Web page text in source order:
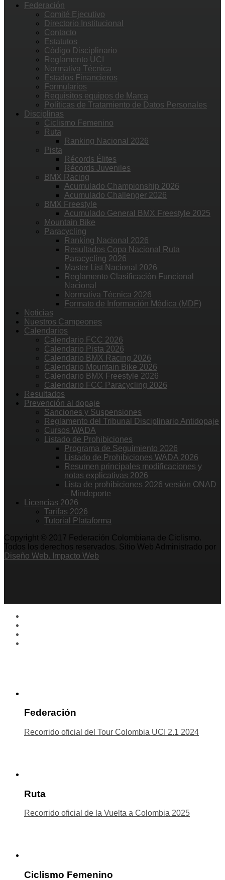
Federación
Comité Ejecutivo
Directorio Institucional
Contacto
Estatutos
Código Disciplinario
Reglamento UCI
Normativa Técnica
Estados Financieros
Formularios
Requisitos equipos de Marca
Políticas de Tratamiento de Datos Personales
Disciplinas
Ciclismo Femenino
Ruta
Ranking Nacional 2026
Pista
Récords Élites
Récords Juveniles
BMX Racing
Acumulado Championship 2026
Acumulado Challenger 2026
BMX Freestyle
Acumulado General BMX Freestyle 2025
Mountain Bike
Paracycling
Ranking Nacional 2026
Resultados Copa Nacional Ruta
Paracycling 2026
Master List Nacional 2026
Reglamento Clasificación Funcional
Nacional
Normativa Técnica 2026
Formato de Información Médica (MDF)
Noticias
Nuestros Campeones
Calendarios
Calendario FCC 2026
Calendario Pista 2026
Calendario BMX Racing 2026
Calendario Mountain Bike 2026
Calendario BMX Freestyle 2026
Calendario FCC Paracycling 2026
Resultados
Prevención al dopaje
Sanciones y Suspensiones
Reglamento del Tribunal Disciplinario Antidopaje
Cursos WADA
Listado de Prohibiciones
Programa de Seguimiento 2026
Listado de Prohibiciones WADA 2026
Resumen principales modificaciones y
notas explicativas 2026
Lista de prohibiciones 2026 versión ONAD
– Mindeporte
Licencias 2026
Tarifas 2026
Tutorial Plataforma
Copyright © 2017 Federación Colombiana de Ciclismo.
Todos los derechos reservados. Sitio Web Administrado por
Diseño Web. Impacto Web
Federación
Recorrido oficial del Tour Colombia UCI 2.1 2024
Ruta
Recorrido oficial de la Vuelta a Colombia 2025
Ciclismo Femenino